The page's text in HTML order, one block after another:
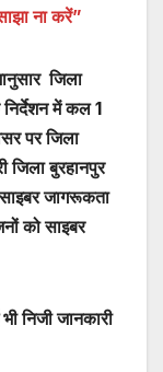
ना करें”
जिला
में कल 1
पर जिला
जिला बुरहानपुर
साइबर जागरूकता
को साइबर
निजी जानकारी